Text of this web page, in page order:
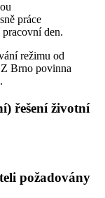
práce
den.
režimu od
Brno povinna
řešení životní
požadovány